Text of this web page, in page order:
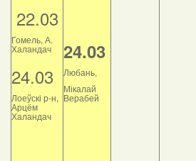
22.03
Гомель, А.
Халандач
24.03
Лоеўскі р-н,
Арцём
Халандач
24.03
Любань,
Мікалай
Верабей